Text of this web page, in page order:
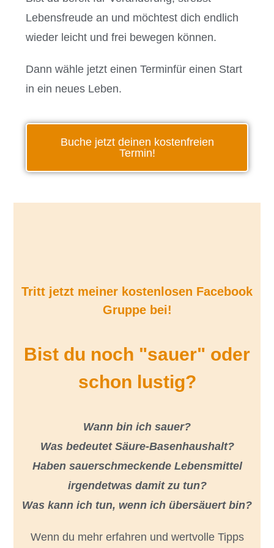
Lebensfreude an und möchtest dich endlich
wieder leicht und frei bewegen können.
Dann wähle jetzt einen Terminfür einen Start
in ein neues Leben.
Buche jetzt deinen kostenfreien
Termin!
Tritt jetzt meiner kostenlosen Facebook
Gruppe bei!
Bist du noch "sauer" oder
schon lustig?
Wann bin ich sauer?
Was bedeutet Säure-Basenhaushalt?
Haben sauerschmeckende Lebensmittel
irgendetwas damit zu tun?
Was kann ich tun, wenn ich übersäuert bin?
Wenn du mehr erfahren und wertvolle Tipps